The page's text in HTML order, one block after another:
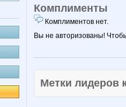
Комплименты
Комплиментов нет.
Вы не авторизованы!
Метки